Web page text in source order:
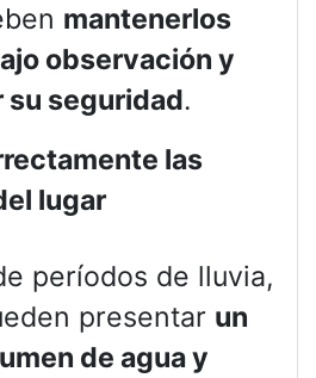
mantenerlos
observación y
su seguridad.
las
lugar
períodos de lluvia,
presentar un
de agua y